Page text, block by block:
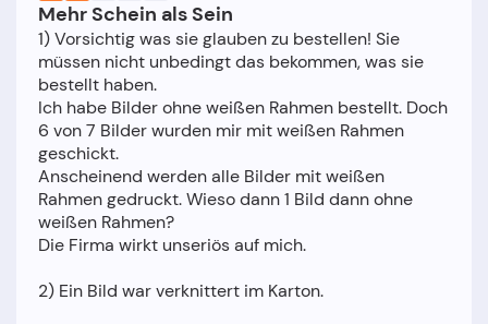
Mehr Schein als Sein
1) Vorsichtig was sie glauben zu bestellen! Sie
müssen nicht unbedingt das bekommen, was sie
bestellt haben.
Ich habe Bilder ohne weißen Rahmen bestellt. Doch
6 von 7 Bilder wurden mir mit weißen Rahmen
geschickt.
Anscheinend werden alle Bilder mit weißen
Rahmen gedruckt. Wieso dann 1 Bild dann ohne
weißen Rahmen?
Die Firma wirkt unseriös auf mich.
2) Ein Bild war verknittert im Karton.